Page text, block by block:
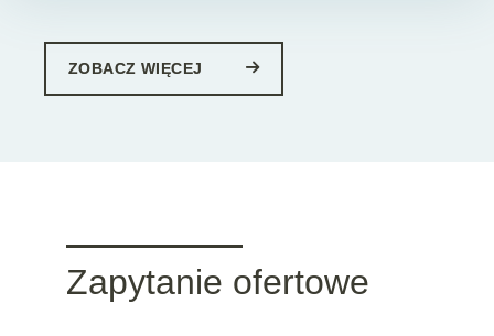
ZOBACZ WIĘCEJ
Zapytanie ofertowe